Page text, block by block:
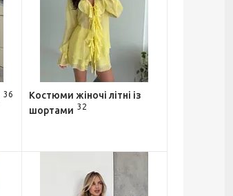
36
Костюми жіночі літні із
шортами 32